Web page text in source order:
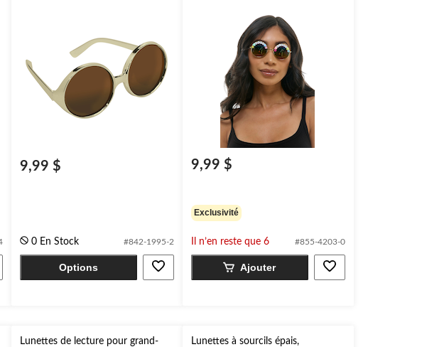
9,99 $
0 En Stock #842-1995-2
Options
9,99 $
Exclusivité
Il n’en reste que 6 #855-4203-0
Ajouter
Lunettes de lecture pour grand-
Lunettes à sourcils épais,